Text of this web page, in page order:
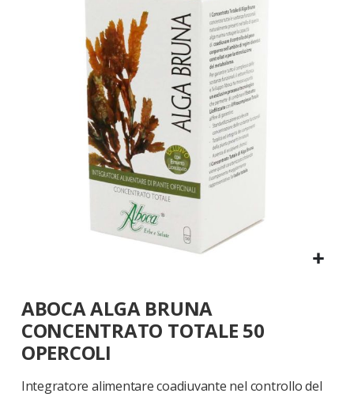
all'inizio
della
galleria
di
ABOCA ALGA BRUNA
CONCENTRATO TOTALE 50
OPERCOLI
Integratore alimentare coadiuvante nel controllo del